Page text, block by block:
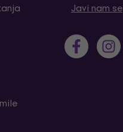
Javi nam se